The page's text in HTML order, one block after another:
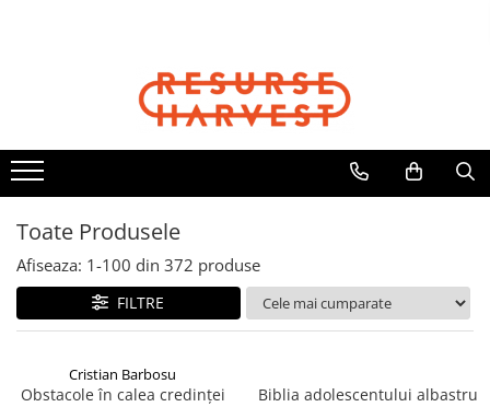
Cărți pentru Copii
Biblii pentru Copii
Viața Creștină
Viața Creștină
Creștere Spirituală
Rugăciune
Lupta Spirituală
Încurajare în Suferință
Cărți de Jocuri și Activități
Biblia Dumitru Cornilescu
Biblia NTR
Biblia pentru Femei
Biblia pentru Adolescenți
Jocuri
DVD Cartea Cărților
Jurnale
Șepci
Căni, Pixuri, Brelocuri
Toate Produsele
Afiseaza: 1-100 din 372 produse
FILTRE
Cristian Barbosu
Obstacole în calea credinței
Biblia adolescentului albastru